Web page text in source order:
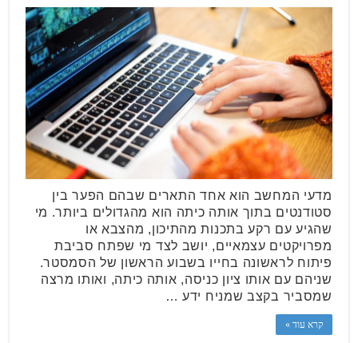
מדעי המחשב הוא אחד התארים שבהם הפער בין
סטודנטים בתוך אותה כיתה הוא מהגדולים ביותר. מי
שהגיע עם רקע בתכנות מהתיכון, מהצבא או
מפרויקטים עצמאיים, יושב לצד מי שפתח סביבת
פיתוח לראשונה בחייו בשבוע הראשון של הסמסטר.
שניהם עם אותו ציון כניסה, אותה כיתה, ואותו מרצה
שמסביר בקצב שמניח ידע …
קרא עוד »